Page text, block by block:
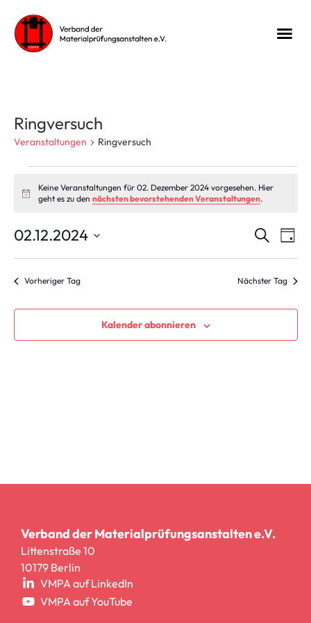
Ringversuch
Veranstaltungen Ringversuch
Hinweis
Keine Veranstaltungen für 02. Dezember 2024 vorgesehen. Hier
geht es zu dennächsten bevorstehenden Veranstaltungen.
Suche
und
SucheTag
02.12.2024
wählen.
Vorheriger Tag Nächster Tag
Kalender abonnieren
Verband der Materialprüfungsanstalten e.V.
Littenstraße 10
10179 Berlin
VMPA auf LinkedIn
VMPA auf YouTube